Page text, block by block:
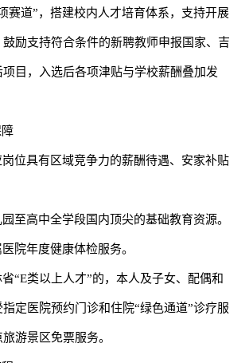
赛道”，搭建校内人才培育体系，支持开展
励支持符合条件的新聘教师申报国家、吉
目，入选后各项津贴与学校薪酬叠加发
位具有区域竞争力的薪酬待遇、安家补贴
至高中全学段国内顶尖的基础教育资源。
院年度健康体检服务。
省“E类以上人才”的，本人及子女、配偶和
定医院预约门诊和住院“绿色通道”诊疗服
游景区免票服务。